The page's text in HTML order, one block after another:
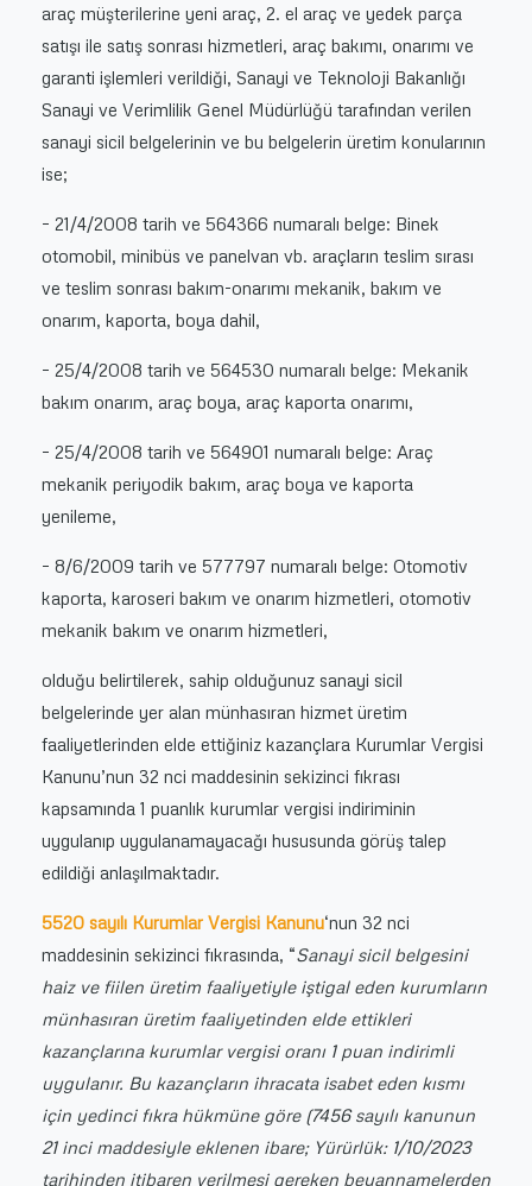
araç müşterilerine yeni araç, 2. el araç ve yedek parça
satışı ile satış sonrası hizmetleri, araç bakımı, onarımı ve
garanti işlemleri verildiği, Sanayi ve Teknoloji Bakanlığı
Sanayi ve Verimlilik Genel Müdürlüğü tarafından verilen
sanayi sicil belgelerinin ve bu belgelerin üretim konularının
ise;
– 21/4/2008 tarih ve 564366 numaralı belge: Binek
otomobil, minibüs ve panelvan vb. araçların teslim sırası
ve teslim sonrası bakım-onarımı mekanik, bakım ve
onarım, kaporta, boya dahil,
– 25/4/2008 tarih ve 564530 numaralı belge: Mekanik
bakım onarım, araç boya, araç kaporta onarımı,
– 25/4/2008 tarih ve 564901 numaralı belge: Araç
mekanik periyodik bakım, araç boya ve kaporta
yenileme,
– 8/6/2009 tarih ve 577797 numaralı belge: Otomotiv
kaporta, karoseri bakım ve onarım hizmetleri, otomotiv
mekanik bakım ve onarım hizmetleri,
olduğu belirtilerek, sahip olduğunuz sanayi sicil
belgelerinde yer alan münhasıran hizmet üretim
faaliyetlerinden elde ettiğiniz kazançlara Kurumlar Vergisi
Kanunu’nun 32 nci maddesinin sekizinci fıkrası
kapsamında 1 puanlık kurumlar vergisi indiriminin
uygulanıp uygulanamayacağı hususunda görüş talep
edildiği anlaşılmaktadır.
5520 sayılı Kurumlar Vergisi Kanunu‘nun 32 nci
maddesinin sekizinci fıkrasında, “Sanayi sicil belgesini
haiz ve fiilen üretim faaliyetiyle iştigal eden kurumların
münhasıran üretim faaliyetinden elde ettikleri
kazançlarına kurumlar vergisi oranı 1 puan indirimli
uygulanır. Bu kazançların ihracata isabet eden kısmı
için yedinci fıkra hükmüne göre (7456 sayılı kanunun
21 inci maddesiyle eklenen ibare; Yürürlük: 1/10/2023
tarihinden itibaren verilmesi gereken beyannamelerden